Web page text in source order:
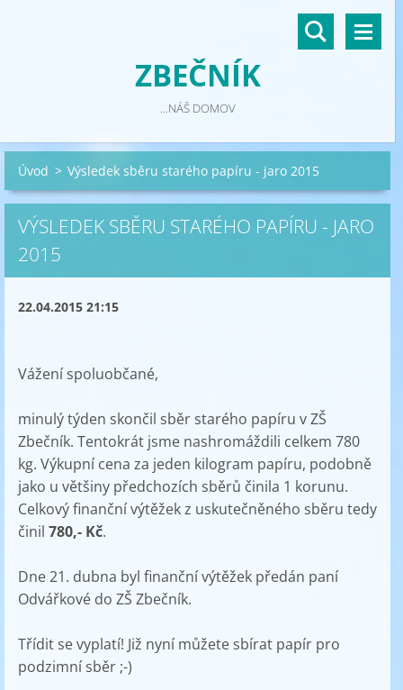
ZBEČNÍK
...NÁŠ DOMOV
Úvod > Výsledek sběru starého papíru - jaro 2015
VÝSLEDEK SBĚRU STARÉHO PAPÍRU - JARO
2015
22.04.2015 21:15
Vážení spoluobčané,
minulý týden skončil sběr starého papíru v ZŠ
Zbečník. Tentokrát jsme nashromáždili celkem 780
kg. Výkupní cena za jeden kilogram papíru, podobně
jako u většiny předchozích sběrů činila 1 korunu.
Celkový finanční výtěžek z uskutečněného sběru tedy
činil 780,- Kč.
Dne 21. dubna byl finanční výtěžek předán paní
Odvářkové do ZŠ Zbečník.
Třídit se vyplatí! Již nyní můžete sbírat papír pro
podzimní sběr ;-)